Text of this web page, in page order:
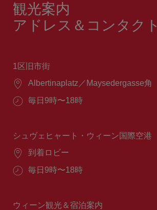
観光案内
アドレス＆コンタクト
1区旧市街
場
Albertinaplatz／Maysedergasse角
営
間：
毎日9時〜18時
シュヴェヒャート・ウィーン国際空港
場
到着ロビー
営
間：
毎日9時〜18時
ウィーン観光＆宿泊案内